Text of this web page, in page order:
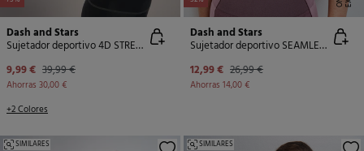
Dash and Stars
Sujetador deportivo 4D STRECH estampado verde
9,99 € 39,99 €
Ahorras 30,00 €
+2 Colores
Dash and Stars
Sujetador deportivo SEAMLESS COMFORT rosa
12,99 € 26,99 €
Ahorras 14,00 €
SIMILARES SIMILARES